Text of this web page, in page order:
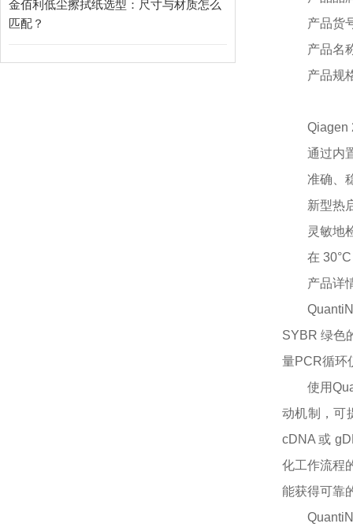
金佰利低尘擦拭纸选型：尺寸与材质怎么
匹配？
产品货
产品名
产品规
Qiagen
通过内
准确、
新型热
灵敏地
在
产品详
SYBR 绿色
量PCR循环
使用
动机制，可
cDNA 或
化工作流程
能获得可靠